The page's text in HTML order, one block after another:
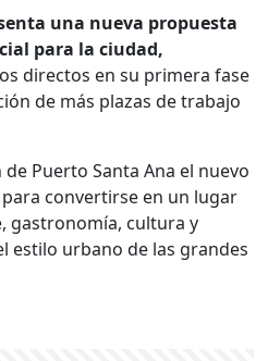
una nueva propuesta
para la ciudad,
directos en su primera fase
de más plazas de trabajo
Puerto Santa Ana el nuevo
convertirse en un lugar
gastronomía, cultura y
estilo urbano de las grandes